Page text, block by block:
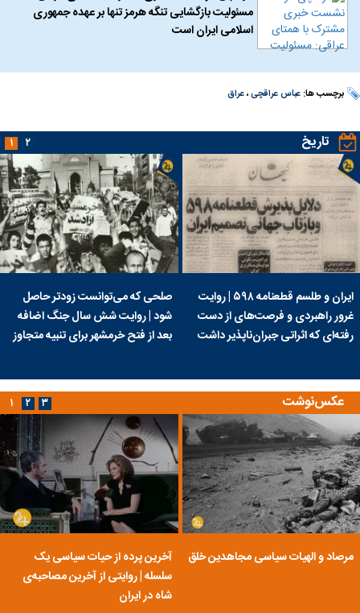
مسئولیت بازگشایی تنگه هرمز تنها بر عهده جمهوری
اسلامی ایران است
برچسب ها: عباس عراقچی،عراق
تاریخ
ایران و طلسم قطعنامه ۵۹۸ | روایت
غرور راهبردی و فرصت‌های از دست
رفته‌ای که اثراتی جبران‌ناپذیر داشت
صلحی که می‌توانست زودتر حاصل
شود | روایت شش سال جنگ اضافه
بعد از فتح خرمشهر برای تنبیه متجاوز
۱ ۲
عکس‌نوشت
مرصاد و الهیات سیاسی مجاهدین خلق
آخرین پرده از حیات سیاسی یک
سلسله | روایتی از آخرین مصاحبه‌ی
شاه در ایران
۱ ۲ ۳